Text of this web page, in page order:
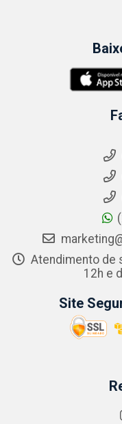
Atendimento de
12h e
Site